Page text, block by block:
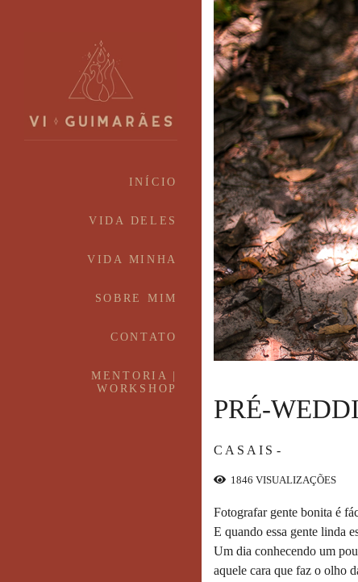
INÍCIO
VIDA DELES
VIDA MINHA
SOBRE MIM
CONTATO
MENTORIA |
WORKSHOP
CASAIS
PRÉ-
1846 VISUALIZAÇÕES
Fotografar gente bonita é
E quando essa gente linda
Um dia conhecendo um
aquele cara que faz o olho